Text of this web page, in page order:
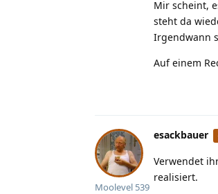
Mir scheint,
steht da
Irgendwann
Auf einem
esackbauer
Moolevel 539
Verwendet
realisiert.